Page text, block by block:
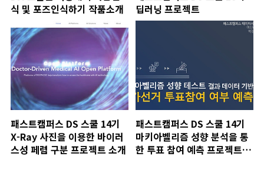
식 및 포즈인식하기 작품소개
딥러닝 프로젝트
패스트캠퍼스 DS 스쿨 14기
X-Ray 사진을 이용한 바이러
스성 페렴 구분 프로젝트 소개
패스트캠퍼스 DS 스쿨 14기
마키아벨리즘 성향 분석을 통
한 투표 참여 예측 프로젝트 소